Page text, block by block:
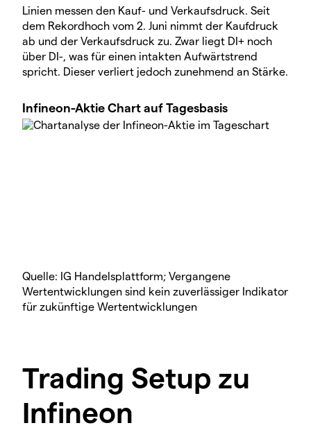
Linien messen den Kauf- und Verkaufsdruck. Seit
dem Rekordhoch vom 2. Juni nimmt der Kaufdruck
ab und der Verkaufsdruck zu. Zwar liegt DI+ noch
über DI-, was für einen intakten Aufwärtstrend
spricht. Dieser verliert jedoch zunehmend an Stärke.
Infineon-Aktie Chart auf Tagesbasis
Quelle: IG Handelsplattform; Vergangene
Wertentwicklungen sind kein zuverlässiger Indikator
für zukünftige Wertentwicklungen
Trading Setup zu
Infineon